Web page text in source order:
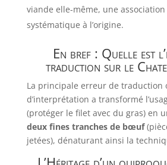
viande elle-même, une association
systématique à l’origine.
En bref : Quelle est
traduction sur le
La principale erreur de traduction
d’interprétation a transformé
(protéger le filet avec du gras) en
deux fines tranches de bœuf
jetées), dénaturant ainsi la